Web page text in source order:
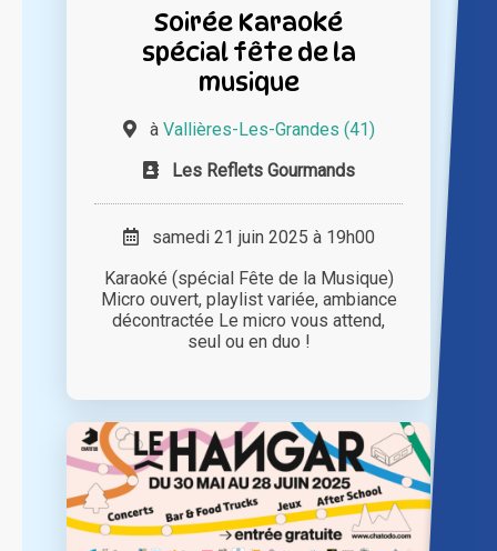
Soirée Karaoké
spécial fête de la
musique
à Vallières-Les-Grandes (41)
Les Reflets Gourmands
samedi 21 juin 2025 à 19h00
Karaoké (spécial Fête de la Musique)
Micro ouvert, playlist variée, ambiance
décontractée Le micro vous attend,
seul ou en duo !